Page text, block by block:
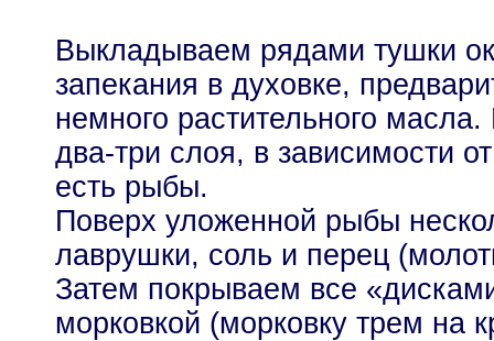
Выкладываем рядами тушки
запекания в духовке,
немного растительного
два-три слоя, в зависимости
есть рыбы.
Поверх уложенной рыбы
лаврушки, соль и перец
Затем покрываем все
морковкой (морковку трем на